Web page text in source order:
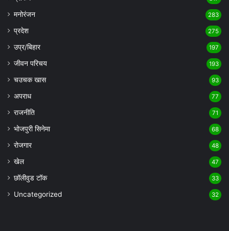
मनोरंजन 283
प्रदेश 275
उप्र/बिहार 197
जीवन परिचय 193
चउचक खास 93
अपराध 77
राजनीति 71
भोजपुरी सिनेमा 68
रोजगार 48
खेल 47
छॉलीवुड टॉक 33
Uncategorized 32